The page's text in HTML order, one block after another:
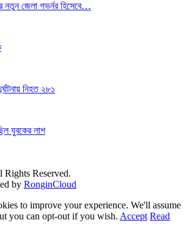
নতুন জেলা গভর্নর হিসেবে…
নিহত ২৮১
যুবকের লাশ
Reserved.
by RonginCloud
to improve your experience. We'll assume
you can opt-out if you wish. Accept Read